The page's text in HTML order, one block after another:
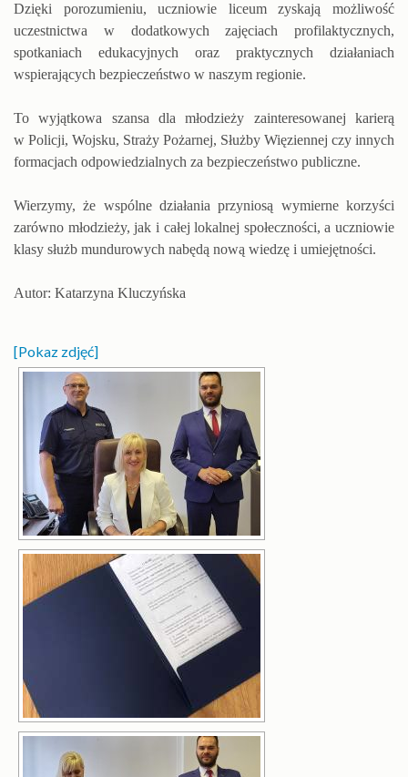
Dzięki porozumieniu, uczniowie liceum zyskają możliwość
uczestnictwa w dodatkowych zajęciach profilaktycznych,
spotkaniach edukacyjnych oraz praktycznych działaniach
wspierających bezpieczeństwo w naszym regionie.
To wyjątkowa szansa dla młodzieży zainteresowanej karierą
w Policji, Wojsku, Straży Pożarnej, Służby Więziennej czy innych
formacjach odpowiedzialnych za bezpieczeństwo publiczne.
Wierzymy, że wspólne działania przyniosą wymierne korzyści
zarówno młodzieży, jak i całej lokalnej społeczności, a uczniowie
klasy służb mundurowych nabędą nową wiedzę i umiejętności.
Autor: Katarzyna Kluczyńska
[Pokaz zdjęć]